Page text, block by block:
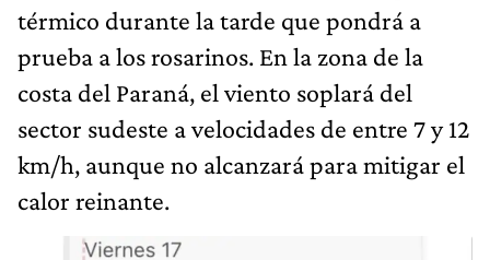
térmico durante la tarde que pondrá a
prueba a los rosarinos. En la zona de la
costa del Paraná, el viento soplará del
sector sudeste a velocidades de entre 7 y 12
km/h, aunque no alcanzará para mitigar el
calor reinante.